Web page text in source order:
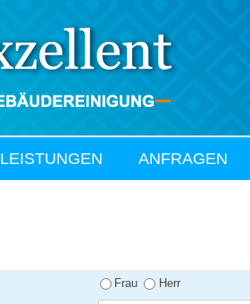
LEISTUNGEN ANFRAGEN
Frau Herr